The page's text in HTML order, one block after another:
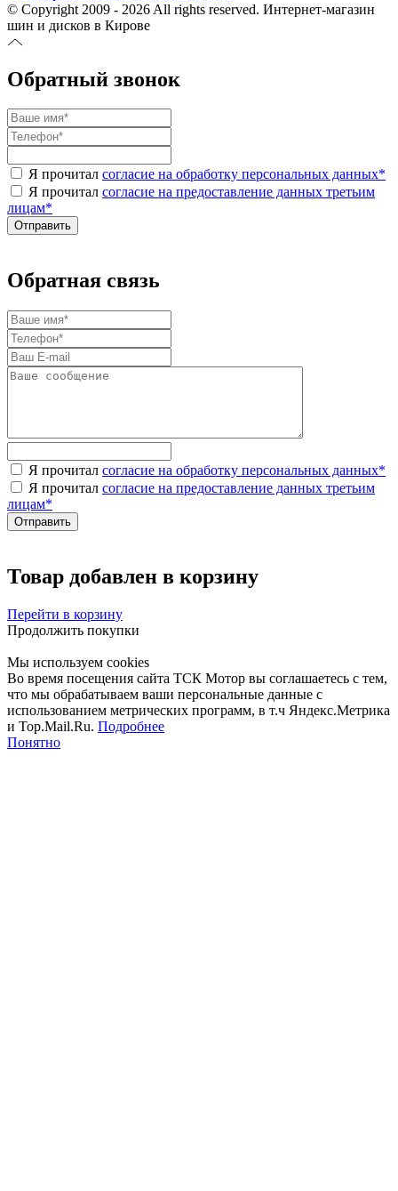
© Copyright 2009 - 2026 All rights reserved. Интернет-магазин
шин и дисков в Кирове
Обратный звонок
Я прочитал согласие на обработку персональных данных*
Я прочитал согласие на предоставление данных третьим
лицам*
Обратная связь
Я прочитал согласие на обработку персональных данных*
Я прочитал согласие на предоставление данных третьим
лицам*
Товар добавлен в корзину
Перейти в корзину
Продолжить покупки
Мы используем cookies
Во время посещения сайта ТСК Мотор вы соглашаетесь с тем,
что мы обрабатываем ваши персональные данные с
использованием метрических программ, в т.ч Яндекс.Метрика
и Top.Mail.Ru. Подробнее
Понятно